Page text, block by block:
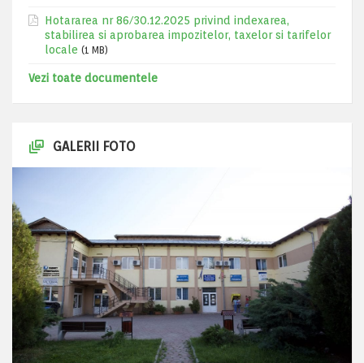
Hotararea nr 86/30.12.2025 privind indexarea,
stabilirea si aprobarea impozitelor, taxelor si tarifelor
locale (1 MB)
Vezi toate documentele
GALERII FOTO